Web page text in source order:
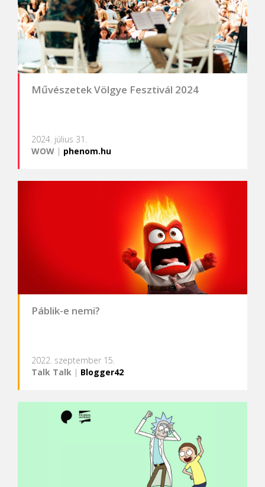
Művészetek Völgye Fesztivál 2024
2024. július 31.
WOW | phenom.hu
Páblik-e nemi?
2022. szeptember 15.
Talk Talk | Blogger42